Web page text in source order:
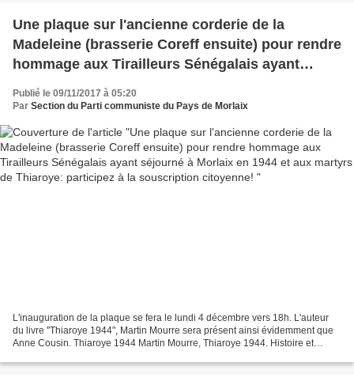
Une plaque sur l'ancienne corderie de la
Madeleine (brasserie Coreff ensuite) pour rendre
hommage aux Tirailleurs Sénégalais ayant
séjourné à Morlaix en 1944 et aux martyrs de
Thiaroye: participez à la souscription citoyenne!
Publié le 09/11/2017 à 05:20
Par Section du Parti communiste du Pays de Morlaix
L'inauguration de la plaque se fera le lundi 4 décembre vers 18h. L'auteur
du livre "Thiaroye 1944", Martin Mourre sera présent ainsi évidemment que
Anne Cousin. Thiaroye 1944 Martin Mourre, Thiaroye 1944. Histoire et